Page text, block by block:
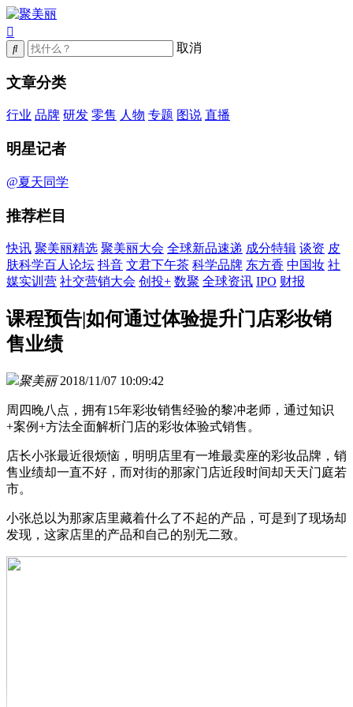
取消
文章分类
行业 品牌 研发 零售 人物 专题 图说 直播
明星记者
@夏天同学
推荐栏目
快讯 聚美丽精选 聚美丽大会 全球新品速递 成分特辑 谈资 皮
肤科学百人论坛 抖音 文君下午茶 科学品牌 东方香 中国妆 社
媒实训营 社交营销大会 创投+ 数聚 全球资讯 IPO 财报
课程预告|如何通过体验提升门店彩妆销
售业绩
聚美丽 2018/11/07 10:09:42
周四晚八点，拥有15年彩妆销售经验的黎冲老师，通过知识
+案例+方法全面解析门店的彩妆体验式销售。
店长小张最近很烦恼，明明店里有一堆最卖座的彩妆品牌，销
售业绩却一直不好，而对街的那家门店近段时间却天天门庭若
市。
小张总以为那家店里藏着什么了不起的产品，可是到了现场却
发现，这家店里的产品和自己的别无二致。